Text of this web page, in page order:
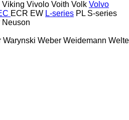
Viking Vivolo Voith Volk Volvo
ECR EW L-series PL S-series
Neuson
Warynski Weber Weidemann Welte